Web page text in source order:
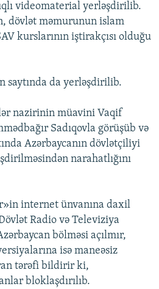
videomaterial yerləşdirilib.
dövlət məmurunun islam
kurslarının iştirakçısı olduğu
saytında da yerləşdirilib.
nazirinin müavini Vaqif
Sadıqovla görüşüb və
Azərbaycanın dövlətçiliyi
narahatlığını
internet ünvanına daxil
Radio və Televiziya
bölməsi açılmır,
isə maneəsiz
tərəfi bildirir ki,
bloklaşdırılıb.